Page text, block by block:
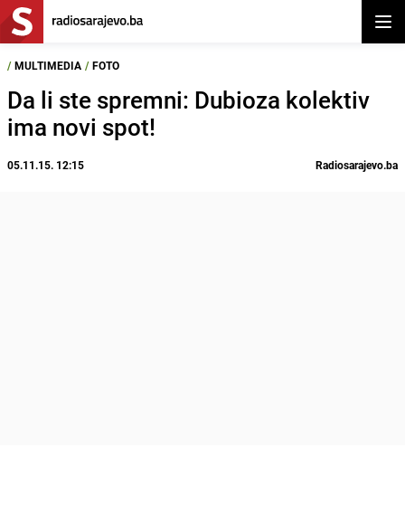
/ MULTIMEDIA / FOTO
Da li ste spremni: Dubioza kolektiv
ima novi spot!
05.11.15. 12:15 Radiosarajevo.ba